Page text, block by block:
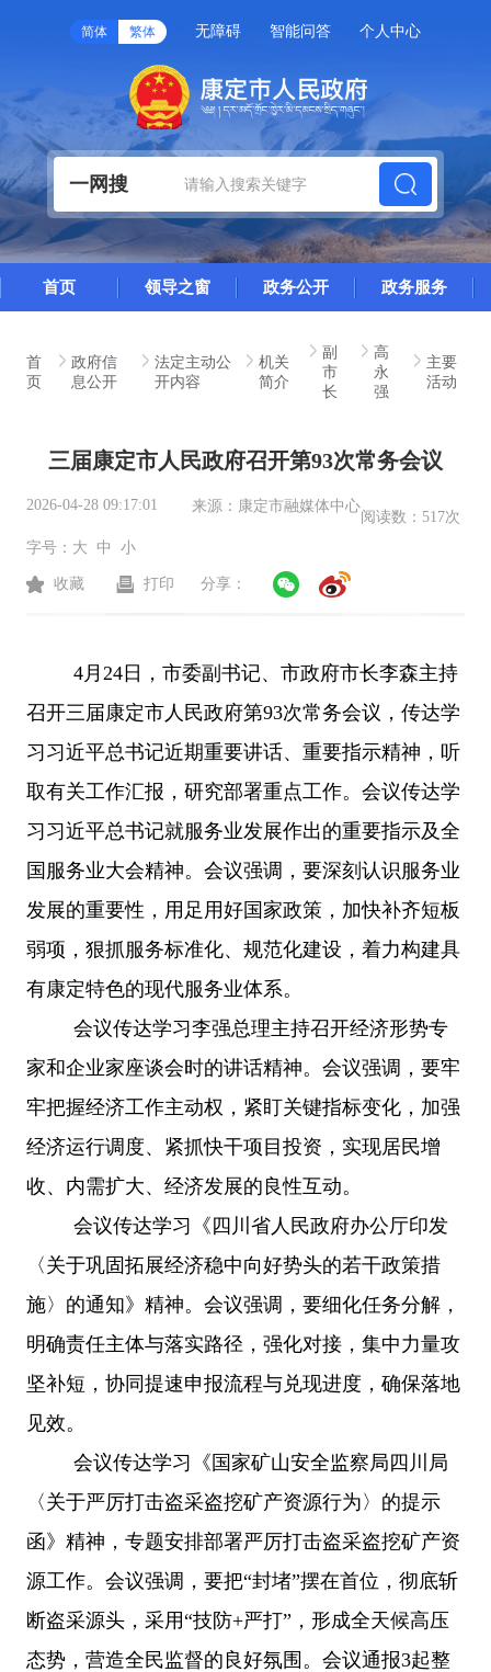
简体 繁体 无障碍 智能问答 个人中心
一网搜
首页 领导之窗 政务公开 政务服务
首
页
政府信
息公开
法定主动公
开内容
机关
简介
副
市
长
高
永
强
主要
活动
三届康定市人民政府召开第93次常务会议
2026-04-28 09:17:01 来源： 康定市融媒体中心
阅读数： 517次
字号： 大 中 小
收藏 打印 分享：
4月24日，市委副书记、市政府市长李森主持
召开三届康定市人民政府第93次常务会议，传达学
习习近平总书记近期重要讲话、重要指示精神，听
取有关工作汇报，研究部署重点工作。会议传达学
习习近平总书记就服务业发展作出的重要指示及全
国服务业大会精神。会议强调，要深刻认识服务业
发展的重要性，用足用好国家政策，加快补齐短板
弱项，狠抓服务标准化、规范化建设，着力构建具
有康定特色的现代服务业体系。
会议传达学习李强总理主持召开经济形势专
家和企业家座谈会时的讲话精神。会议强调，要牢
牢把握经济工作主动权，紧盯关键指标变化，加强
经济运行调度、紧抓快干项目投资，实现居民增
收、内需扩大、经济发展的良性互动。
会议传达学习《四川省人民政府办公厅印发
〈关于巩固拓展经济稳中向好势头的若干政策措
施〉的通知》精神。会议强调，要细化任务分解，
明确责任主体与落实路径，强化对接，集中力量攻
坚补短，协同提速申报流程与兑现进度，确保落地
见效。
会议传达学习《国家矿山安全监察局四川局
〈关于严厉打击盗采盗挖矿产资源行为〉的提示
函》精神，专题安排部署严厉打击盗采盗挖矿产资
源工作。会议强调，要把“封堵”摆在首位，彻底斩
断盗采源头，采用“技防+严打”，形成全天候高压
态势，营造全民监督的良好氛围。会议通报3起整